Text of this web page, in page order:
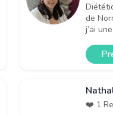
de
j’ai
❤️ 1